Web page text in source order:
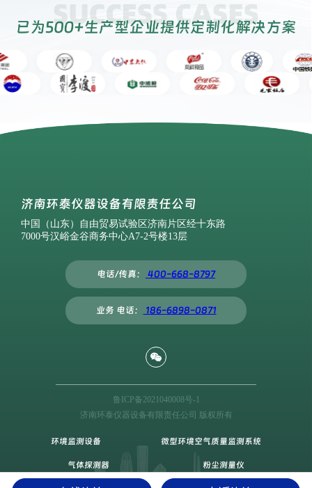
济南环泰仪器设备有限责任公司
中国（山东）自由贸易试验区济南片区经十东路
7000号汉峪金谷商务中心A7-2号楼13层
电话/传真： 400-668-8797
业务 电话： 186-6898-0871
鲁ICP备2021040008号-1
济南环泰仪器设备有限责任公司 版权所有
环境监测设备 微型环境空气质量监测系统
气体探测器 粉尘测量仪